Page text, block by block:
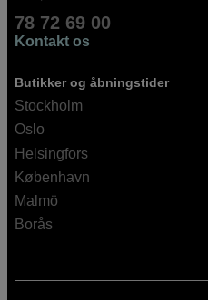
78 72 69 00
Kontakt os
Butikker og åbningstider
Stockholm
Oslo
Helsingfors
København
Malmö
Borås